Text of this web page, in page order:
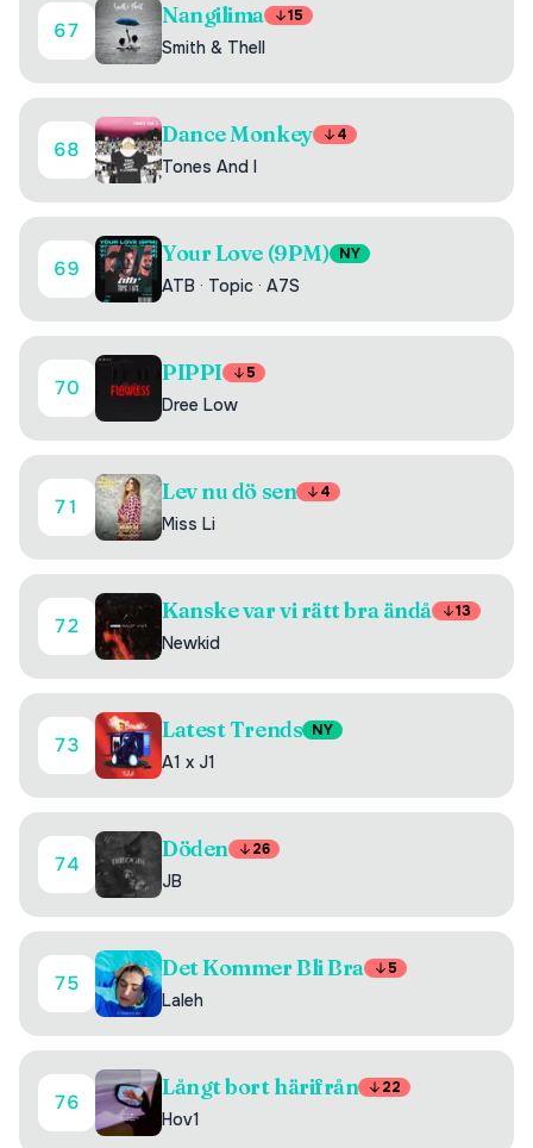
67
Nangilima 15
Smith & Thell
68
Dance Monkey 4
Tones And I
69
Your Love (9PM) NY
ATB · Topic · A7S
70
PIPPI 5
Dree Low
71
Lev nu dö sen 4
Miss Li
72
Kanske var vi rätt bra ändå 13
Newkid
73
Latest Trends NY
A1 x J1
74
Döden 26
JB
75
Det Kommer Bli Bra 5
Laleh
76
Långt bort härifrån 22
Hov1